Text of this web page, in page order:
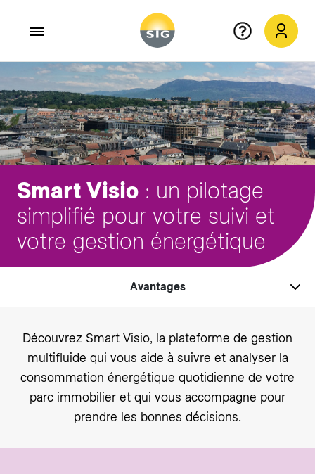
Aller au contenu principal
Smart Visio : un pilotage
simplifié pour votre suivi et
votre gestion énergétique
Avantages
Découvrez Smart Visio, la plateforme de gestion
multifluide qui vous aide à suivre et analyser la
consommation énergétique quotidienne de votre
parc immobilier et qui vous accompagne pour
prendre les bonnes décisions.